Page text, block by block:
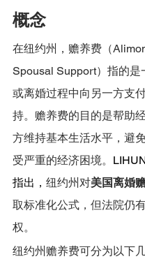
概念
在纽约州，赡养费（
Spousal Support）指的是
或离婚过程中向另一方支
持。赡养费的目的是帮助
方维持基本生活水平，避
受严重的经济困境。
指出， 纽约州对美国离婚
取标准化公式，但法院仍
权。
纽约州赡养费可分为以下几